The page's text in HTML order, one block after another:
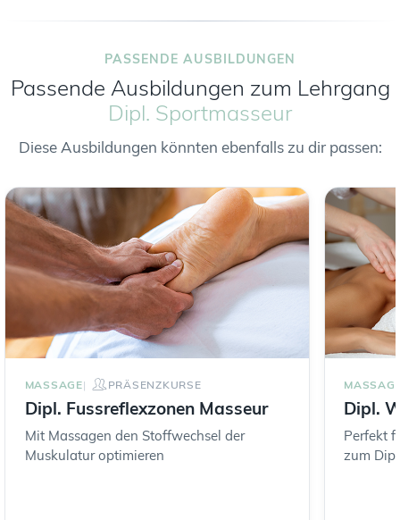
PASSENDE AUSBILDUNGEN
Passende Ausbildungen zum Lehrgang
Dipl. Sportmasseur
Diese Ausbildungen könnten ebenfalls zu dir passen:
MASSAGE PRÄSENZKURSE
Dipl. Fussreflexzonen Masseur
Mit Massagen den Stoffwechsel der
Muskulatur optimieren
Dipl.
Perfekt
zum